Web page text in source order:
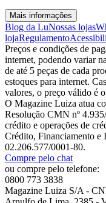
Mais informações
Blog da LuNossas lojas
lojaRegulamento
Preços e condições de
internet, podendo variar
de até 5 peças de cada
estoques para internet.
valores, o preço válido é
O Magazine Luiza atua
Resolução CMN nº
crédito e operações de
Crédito, Financiamento e
02.206.577/0001-80.
Compre pelo chat
ou compre pelo telefone:
0800 773 3838
Magazine Luiza S/A -